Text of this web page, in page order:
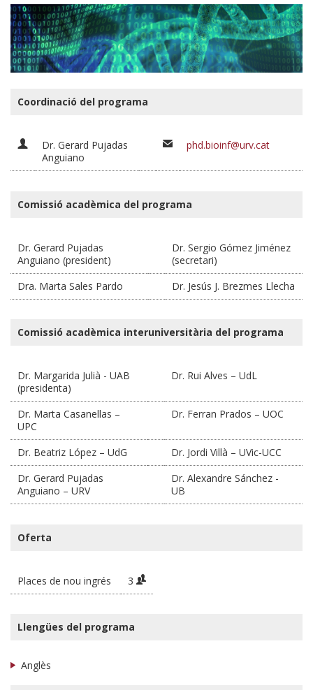
Coordinació del programa
Dr. Gerard Pujadas
Anguiano
phd.bioinf@urv.cat
Comissió acadèmica del programa
Dr. Gerard Pujadas
Anguiano (president)
Dr. Sergio Gómez Jiménez
(secretari)
Dra. Marta Sales Pardo
Dr. Jesús J. Brezmes Llecha
Comissió acadèmica interuniversitària del programa
Dr. Margarida Julià - UAB
(presidenta)
Dr. Rui Alves – UdL
Dr. Marta Casanellas –
UPC
Dr. Ferran Prados – UOC
Dr. Beatriz López – UdG
Dr. Jordi Villà – UVic-UCC
Dr. Gerard Pujadas
Anguiano – URV
Dr. Alexandre Sánchez -
UB
Oferta
Places de nou ingrés 3
Llengües del programa
Anglès